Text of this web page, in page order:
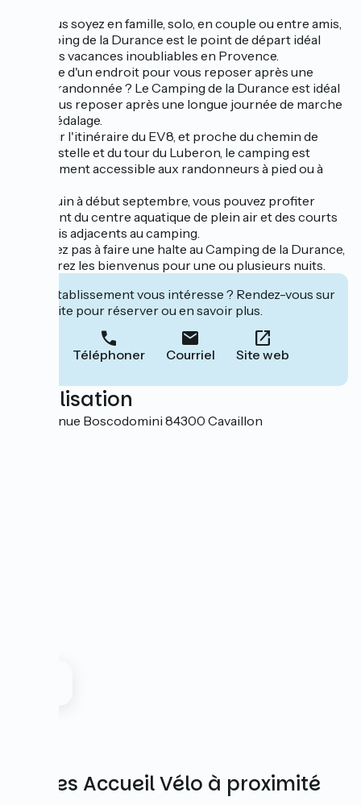
Que vous soyez en famille, solo, en couple ou entre amis,
le Camping de la Durance est le point de départ idéal
pour des vacances inoubliables en Provence.
En quête d'un endroit pour vous reposer après une
longue randonnée ? Le Camping de la Durance est idéal
pour vous reposer après une longue journée de marche
ou de pédalage.
Situé sur l'itinéraire du EV8, et proche du chemin de
Compostelle et du tour du Luberon, le camping est
parfaitement accessible aux randonneurs à pied ou à
De mi-juin à début septembre, vous pouvez profiter
librement du centre aquatique de plein air et des courts
de tennis adjacents au camping.
N'hésitez pas à faire une halte au Camping de la Durance,
vous serez les bienvenus pour une ou plusieurs nuits.
Cet établissement vous intéresse ? Rendez-vous sur
leur site pour réserver ou en savoir plus.
Téléphoner Courriel Site web
Localisation
495 avenue Boscodomini 84300 Cavaillon
Autres Accueil Vélo à proximité